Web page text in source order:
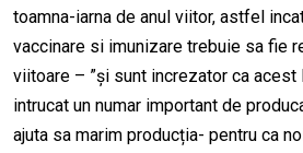
toamna-iarna de anul viitor, astfel
vaccinare si imunizare trebuie sa fie
viitoare – ”și sunt increzator ca acest
intrucat un numar important de
ajuta sa marim producția- pentru ca